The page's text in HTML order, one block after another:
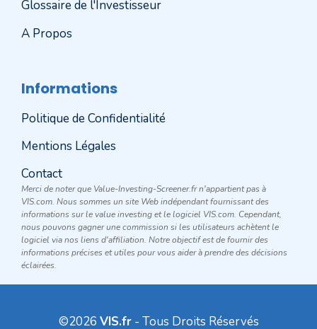
Glossaire de l'Investisseur
A Propos
Informations
Politique de Confidentialité
Mentions Légales
Contact
Merci de noter que Value-Investing-Screener.fr n'appartient pas à
VIS.com. Nous sommes un site Web indépendant fournissant des
informations sur le value investing et le logiciel VIS.com. Cependant,
nous pouvons gagner une commission si les utilisateurs achètent le
logiciel via nos liens d'affiliation. Notre objectif est de fournir des
informations précises et utiles pour vous aider à prendre des décisions
éclairées.
©2026 VIS.fr- Tous Droits Réservés